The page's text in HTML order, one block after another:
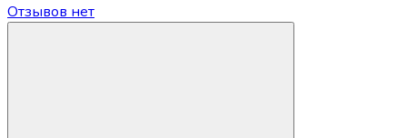
Отзывов нет